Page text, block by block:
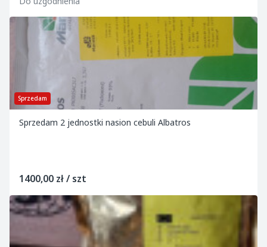
Sprzedam
Sprzedam 2 jednostki nasion cebuli Albatros
1400,00 zł / szt